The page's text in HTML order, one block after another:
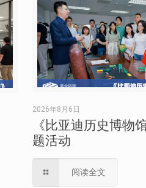
2026年8月6日
《比亚迪历史博物
题活动
阅读全文